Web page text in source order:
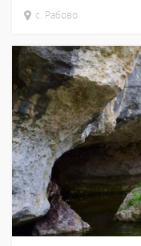
с. Рабово